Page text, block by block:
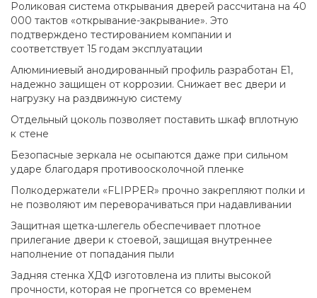
Роликовая система открывания дверей рассчитана на 40
000 тактов «открывание-закрывание». Это
подтверждено тестированием компании и
соответствует 15 годам эксплуатации
Алюминиевый анодированный профиль разработан Е1,
надежно защищен от коррозии. Снижает вес двери и
нагрузку на раздвижную систему
Отдельный цоколь позволяет поставить шкаф вплотную
к стене
Безопасные зеркала не осыпаются даже при сильном
ударе благодаря противоосколочной пленке
Полкодержатели «FLIPPER» прочно закрепляют полки и
не позволяют им переворачиваться при надавливании
Защитная щетка-шлегель обеспечивает плотное
прилегание двери к стоевой, защищая внутреннее
наполнение от попадания пыли
Задняя стенка ХДФ изготовлена из плиты высокой
прочности, которая не прогнется со временем